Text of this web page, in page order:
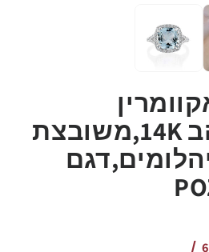
ויהלומים,זהב 14K,משובצת
יהלומים,דגם